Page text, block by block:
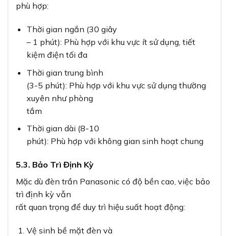
phù hợp:
Thời gian ngắn (30 giây
– 1 phút): Phù hợp với khu vực ít sử dụng, tiết
kiệm điện tối đa
Thời gian trung bình
(3-5 phút): Phù hợp với khu vực sử dụng thường
xuyên như phòng
tắm
Thời gian dài (8-10
phút): Phù hợp với không gian sinh hoạt chung
5.3. Bảo Trì Định Kỳ
Mặc dù đèn trần Panasonic có độ bền cao, việc bảo
trì định kỳ vẫn
rất quan trọng để duy trì hiệu suất hoạt động:
Vệ sinh bề mặt đèn và